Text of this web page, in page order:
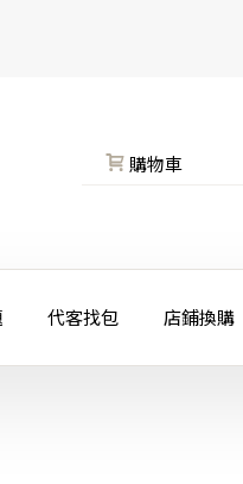
購物車
代客找包 店鋪換購